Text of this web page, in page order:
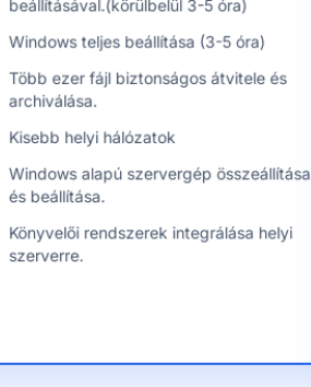
beállításával.(körülbelül 3-5 óra)
Windows teljes beállítása (3-5 óra)
Több ezer fájl biztonságos átvitele és
archiválása.
Kisebb helyi hálózatok
Windows alapú szervergép összeállítása
és beállítása.
Könyvelői rendszerek integrálása helyi
szerverre.